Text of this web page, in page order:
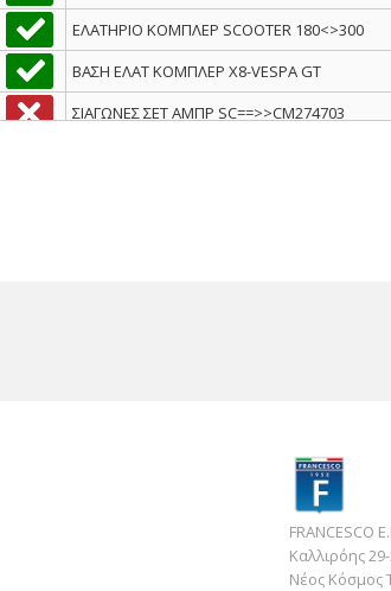
ΕΛΑΤΗΡΙΟ ΚΟΜΠΛΕΡ SCOOTER 180<>300
ΒΑΣΗ ΕΛΑΤ ΚΟΜΠΛΕΡ X8-VESPA GT
ΣΙΑΓΩΝΕΣ ΣΕΤ ΑΜΠΡ SC==>>CM274703
FRANCESCO
Καλλιρόης
Νέος Κόσμος